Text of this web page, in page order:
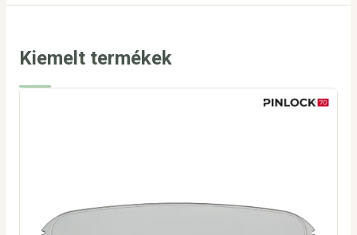
Kiemelt termékek